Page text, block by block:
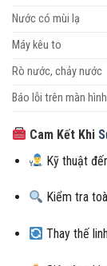
Nước có mùi lạ
Máy kêu to
Rò nước, chảy nước
Báo lỗi trên màn hình
Cam Kết Khi
Kỹ thuật
Kiểm tra
Thay thế